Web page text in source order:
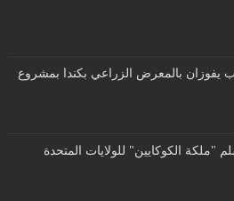
يفوزان بالمعرض الزراعي بكندا بمشروع
"ملكة الكوكايين" للولايات المتحدة